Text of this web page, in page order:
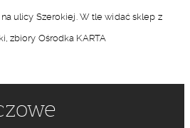
ulicy Szerokiej. W tle widać sklep z
zbiory Ośrodka KARTA